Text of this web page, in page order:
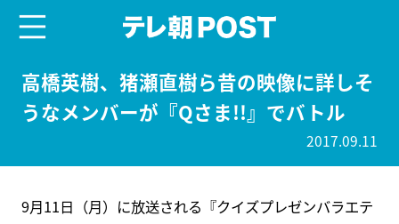
高橋英樹、猪瀬直樹ら昔の映像に詳しそ
うなメンバーが『Qさま!!』でバトル
2017.09.11
9月11日（月）に放送される『クイズプレゼンバラエテ